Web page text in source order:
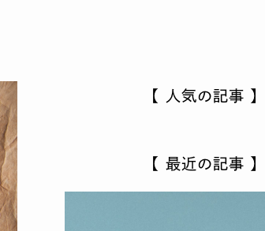
【 人気の記事 】
【 最近の記事 】